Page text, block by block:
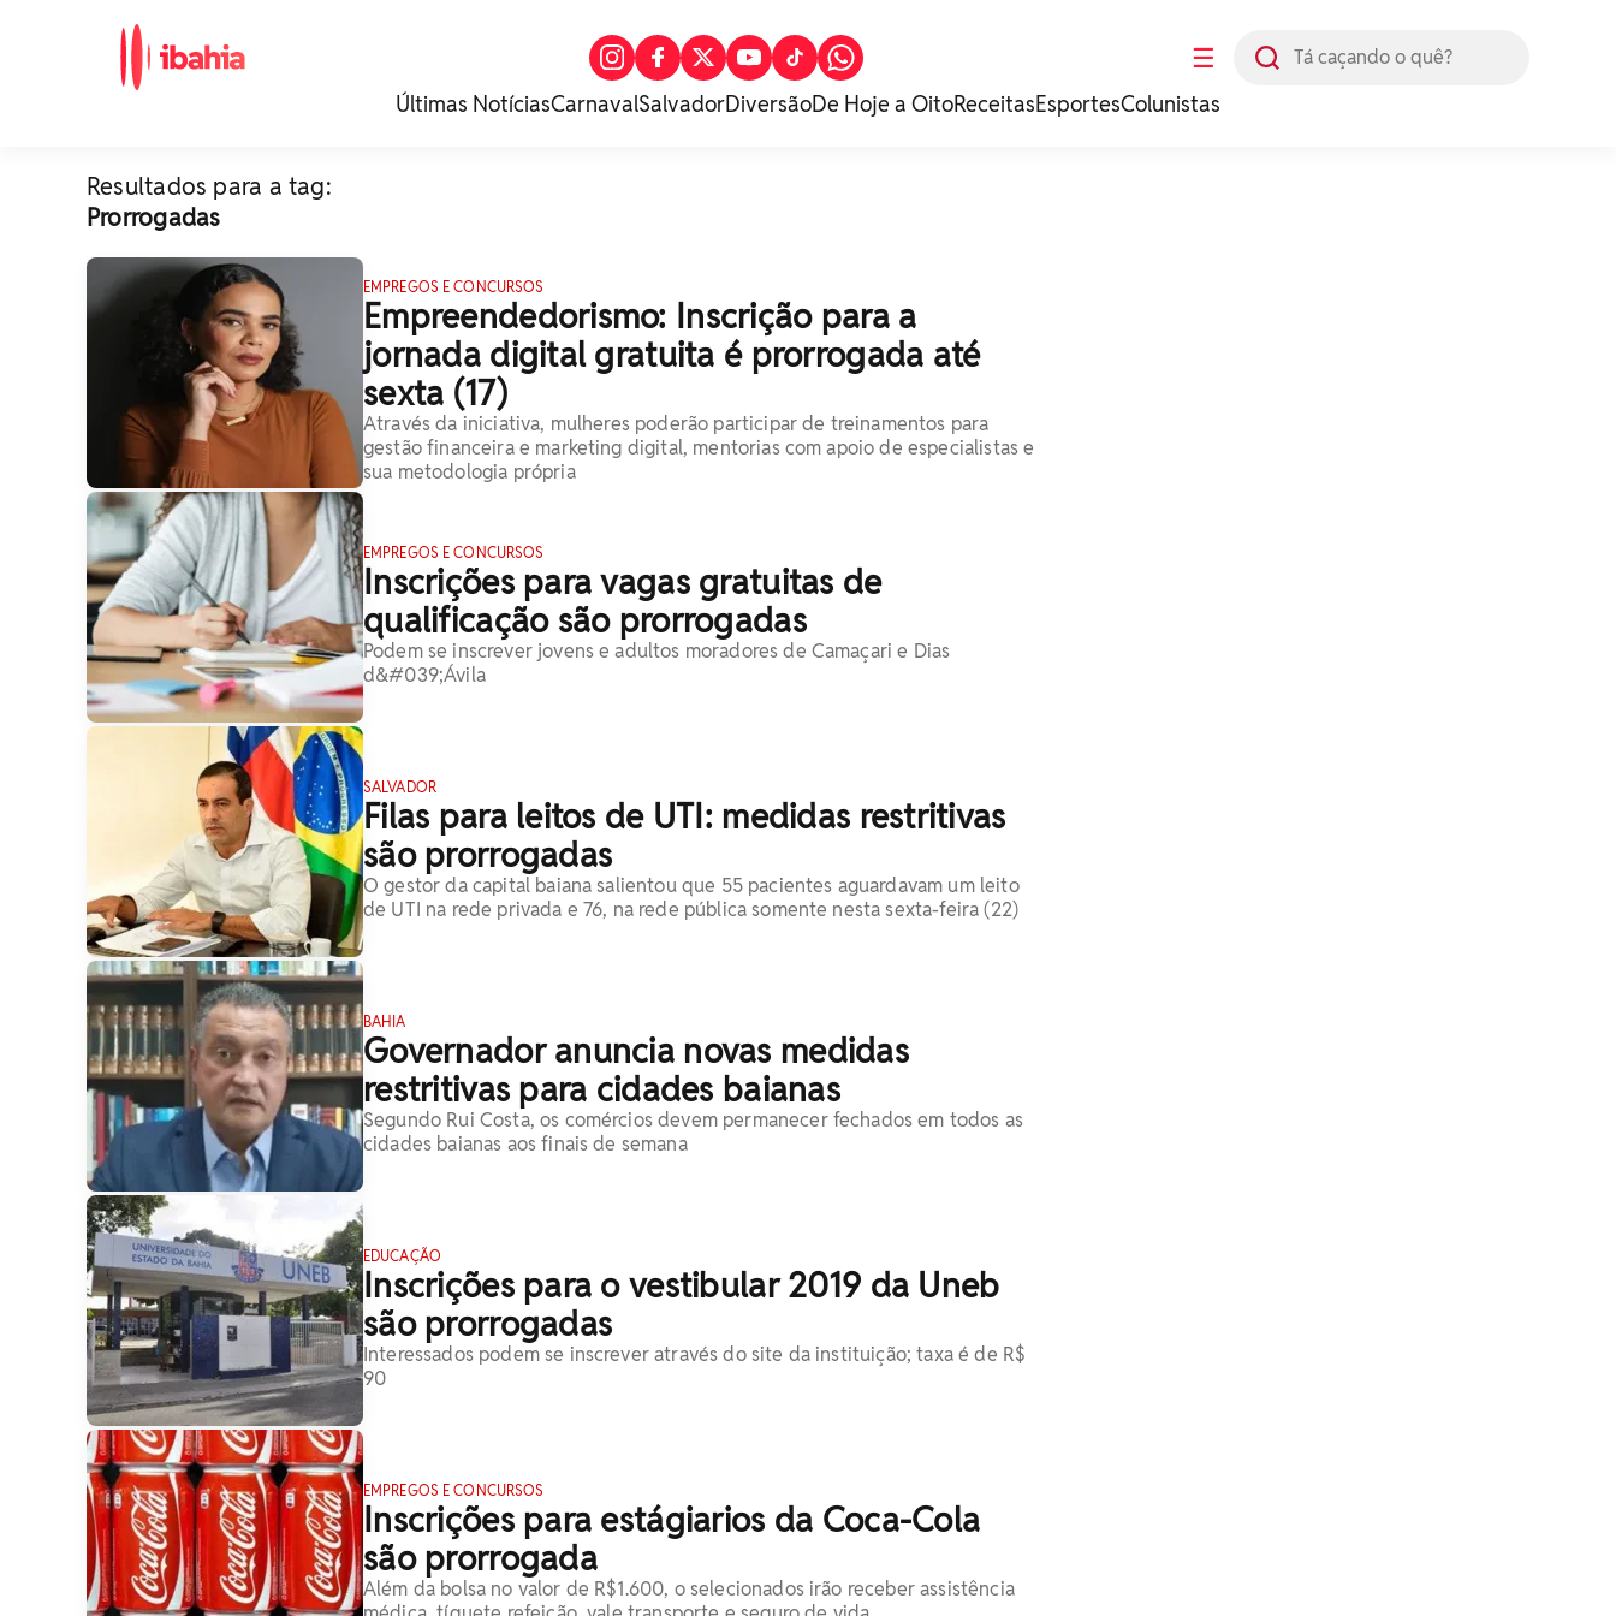
☰
Últimas NotíciasCarnavalSalvadorDiversãoDe Hoje a OitoReceitasEsportesColunistas
Resultados para a tag:
Prorrogadas
EMPREGOS E CONCURSOS
Empreendedorismo: Inscrição para a
jornada digital gratuita é prorrogada até
sexta (17)
Através da iniciativa, mulheres poderão participar de treinamentos para
gestão financeira e marketing digital, mentorias com apoio de especialistas e
sua metodologia própria
EMPREGOS E CONCURSOS
Inscrições para vagas gratuitas de
qualificação são prorrogadas
Podem se inscrever jovens e adultos moradores de Camaçari e Dias
d&#039;Ávila
SALVADOR
Filas para leitos de UTI: medidas restritivas
são prorrogadas
O gestor da capital baiana salientou que 55 pacientes aguardavam um leito
de UTI na rede privada e 76, na rede pública somente nesta sexta-feira (22)
BAHIA
Governador anuncia novas medidas
restritivas para cidades baianas
Segundo Rui Costa, os comércios devem permanecer fechados em todos as
cidades baianas aos finais de semana
EDUCAÇÃO
Inscrições para o vestibular 2019 da Uneb
são prorrogadas
Interessados podem se inscrever através do site da instituição; taxa é de R$
90
EMPREGOS E CONCURSOS
Inscrições para estágiarios da Coca-Cola
são prorrogada
Além da bolsa no valor de R$1.600, o selecionados irão receber assistência